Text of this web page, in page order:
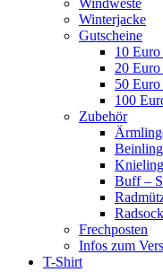
Windweste
Winterjacke
Gutscheine
10
20
50
100
Zubehör
Buff –
Frechposten
Infos zum
T-Shirt